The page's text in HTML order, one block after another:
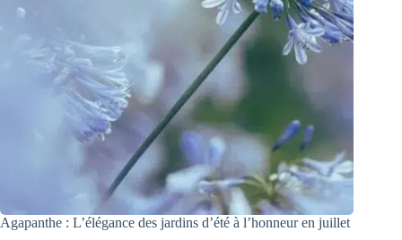
Agapanthe : L’élégance des jardins d’été à l’honneur en juillet